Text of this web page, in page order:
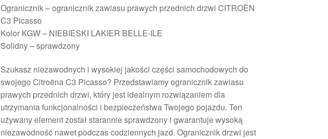
Ogranicznik – ogranicznik zawiasu prawych przednich drzwi CITROËN
C3 Picasso
Kolor KGW – NIEBIESKI LAKIER BELLE-ILE
Solidny – sprawdzony
Szukasz niezawodnych i wysokiej jakości części samochodowych do
swojego Citroëna C3 Picasso? Przedstawiamy ogranicznik zawiasu
prawych przednich drzwi, który jest idealnym rozwiązaniem dla
utrzymania funkcjonalności i bezpieczeństwa Twojego pojazdu. Ten
używany element został starannie sprawdzony i gwarantuje wysoką
niezawodność nawet podczas codziennych jazd. Ogranicznik drzwi jest